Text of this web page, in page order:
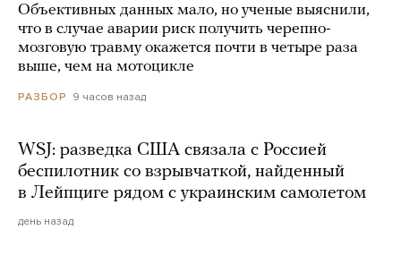
Объективных данных мало, но ученые выяснили,
что в случае аварии риск получить черепно-
мозговую травму окажется почти в четыре раза
выше, чем на мотоцикле
РАЗБОР 9 часов назад
WSJ: разведка США связала с Россией
беспилотник со взрывчаткой, найденный
в Лейпциге рядом с украинским самолетом
день назад